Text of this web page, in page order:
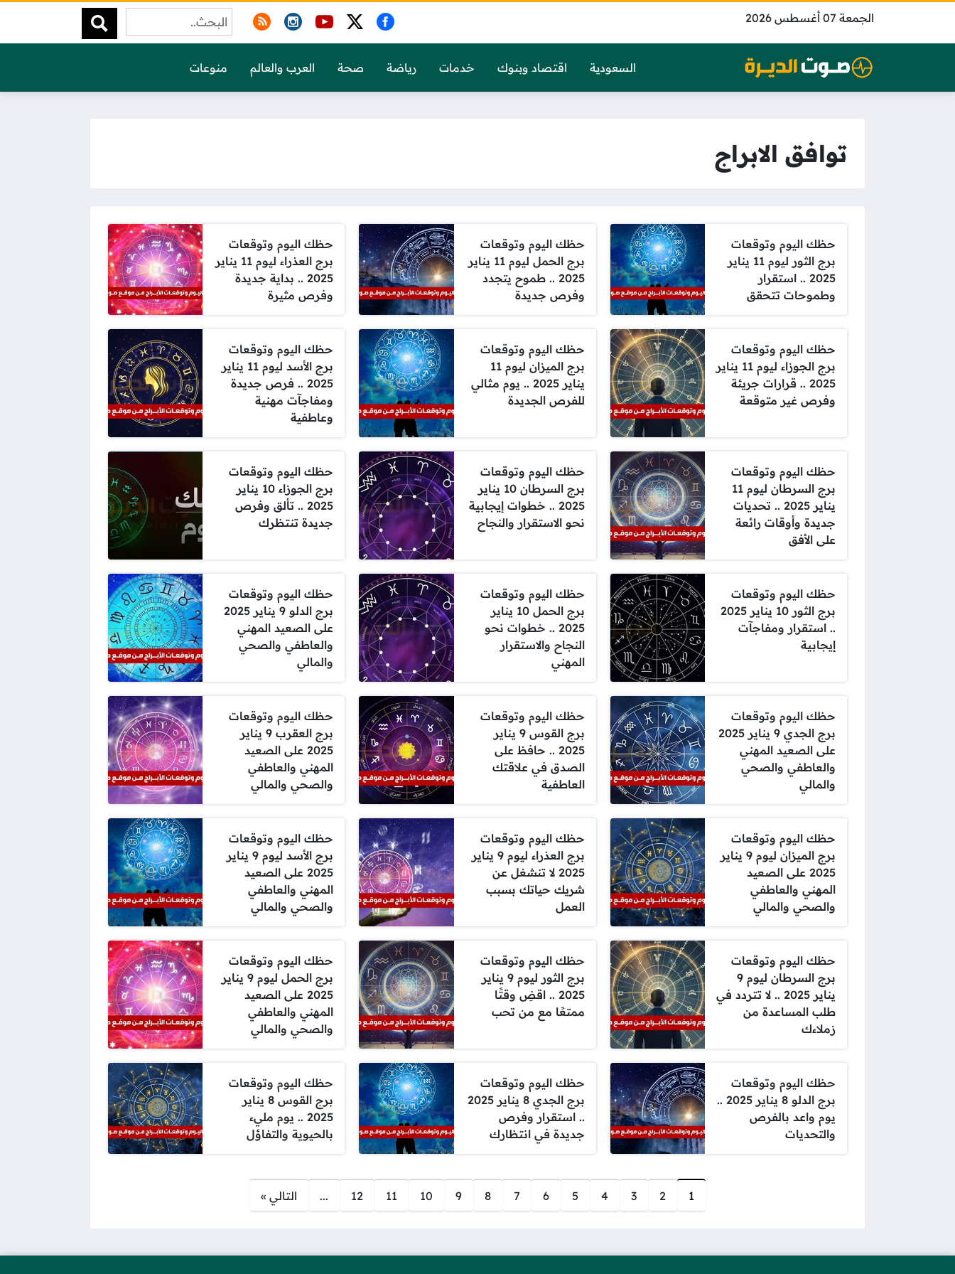
الجمعة 07 أغسطس 2026
السعودية اقتصاد وبنوك خدمات رياضة صحة العرب والعالم منوعات
توافق الابراج
حظك اليوم وتوقعات
برج الثور ليوم 11 يناير
2025 .. استقرار
وطموحات تتحقق
حظك اليوم وتوقعات
برج الحمل ليوم 11 يناير
2025 .. طموح يتجدد
وفرص جديدة
حظك اليوم وتوقعات
برج العذراء ليوم 11 يناير
2025 .. بداية جديدة
وفرص مثيرة
حظك اليوم وتوقعات
برج الجوزاء ليوم 11 يناير
2025 .. قرارات جريئة
وفرص غير متوقعة
حظك اليوم وتوقعات
برج الميزان ليوم 11
يناير 2025 .. يوم مثالي
للفرص الجديدة
حظك اليوم وتوقعات
برج الأسد ليوم 11 يناير
2025 .. فرص جديدة
ومفاجآت مهنية
وعاطفية
حظك اليوم وتوقعات
برج السرطان ليوم 11
يناير 2025 .. تحديات
جديدة وأوقات رائعة
على الأفق
حظك اليوم وتوقعات
برج السرطان 10 يناير
2025 .. خطوات إيجابية
نحو الاستقرار والنجاح
حظك اليوم وتوقعات
برج الجوزاء 10 يناير
2025 .. تألق وفرص
جديدة تنتظرك
حظك اليوم وتوقعات
برج الثور 10 يناير 2025
.. استقرار ومفاجآت
إيجابية
حظك اليوم وتوقعات
برج الحمل 10 يناير
2025 .. خطوات نحو
النجاح والاستقرار
المهني
حظك اليوم وتوقعات
برج الدلو 9 يناير 2025
على الصعيد المهني
والعاطفي والصحي
والمالي
حظك اليوم وتوقعات
برج الجدي 9 يناير 2025
على الصعيد المهني
والعاطفي والصحي
والمالي
حظك اليوم وتوقعات
برج القوس 9 يناير
2025 .. حافظ على
الصدق في علاقتك
العاطفية
حظك اليوم وتوقعات
برج العقرب 9 يناير
2025 على الصعيد
المهني والعاطفي
والصحي والمالي
حظك اليوم وتوقعات
برج الميزان ليوم 9 يناير
2025 على الصعيد
المهني والعاطفي
والصحي والمالي
حظك اليوم وتوقعات
برج العذراء ليوم 9 يناير
2025 لا تنشغل عن
شريك حياتك بسبب
العمل
حظك اليوم وتوقعات
برج الأسد ليوم 9 يناير
2025 على الصعيد
المهني والعاطفي
والصحي والمالي
حظك اليوم وتوقعات
برج السرطان ليوم 9
يناير 2025 .. لا تتردد في
طلب المساعدة من
زملاءك
حظك اليوم وتوقعات
برج الثور ليوم 9 يناير
2025 .. اقضِ وقتًا
ممتعًا مع من تحب
حظك اليوم وتوقعات
برج الحمل ليوم 9 يناير
2025 على الصعيد
المهني والعاطفي
والصحي والمالي
حظك اليوم وتوقعات
برج الدلو 8 يناير 2025 ..
يوم واعد بالفرص
والتحديات
حظك اليوم وتوقعات
برج الجدي 8 يناير 2025
.. استقرار وفرص
جديدة في انتظارك
حظك اليوم وتوقعات
برج القوس 8 يناير
2025 .. يوم مليء
بالحيوية والتفاؤل
1
2
3
4
5
6
7
8
9
10
11
12
... التالي »